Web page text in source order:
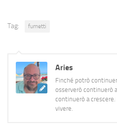
Tag: fumetti
Aries
Finché potrò
osserverò continuerò
continuerò a
vivere.